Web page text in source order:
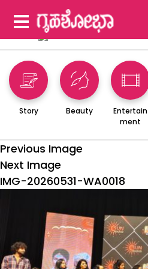
Story Beauty
Entertain
ment
Previous Image
Next Image
IMG-20260531-WA0018